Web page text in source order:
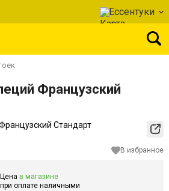
Ессентуки
Французский
В избранное
Цена в магазине
при оплате наличными